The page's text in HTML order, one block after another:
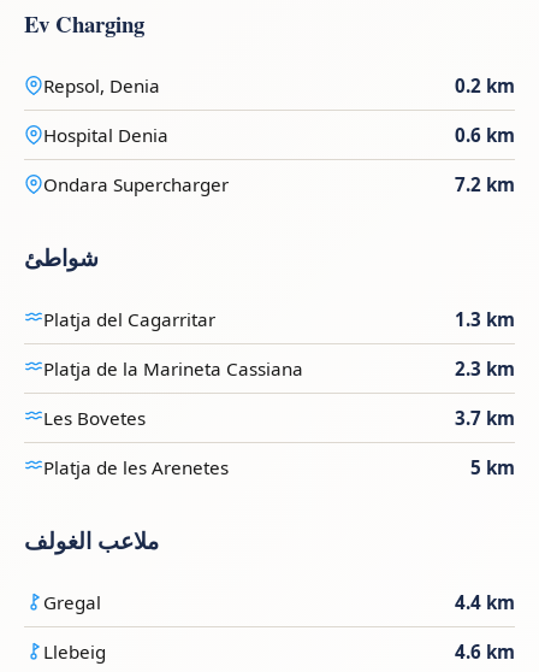
Ev Charging
Repsol, Denia 0.2 km
Hospital Denia 0.6 km
Ondara Supercharger 7.2 km
شواطئ
Platja del Cagarritar 1.3 km
Platja de la Marineta Cassiana 2.3 km
Les Bovetes 3.7 km
Platja de les Arenetes 5 km
ملاعب الغولف
Gregal 4.4 km
Llebeig 4.6 km